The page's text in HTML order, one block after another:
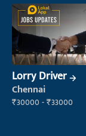
Lorry Driver
Chennai
₹30000 - ₹33000